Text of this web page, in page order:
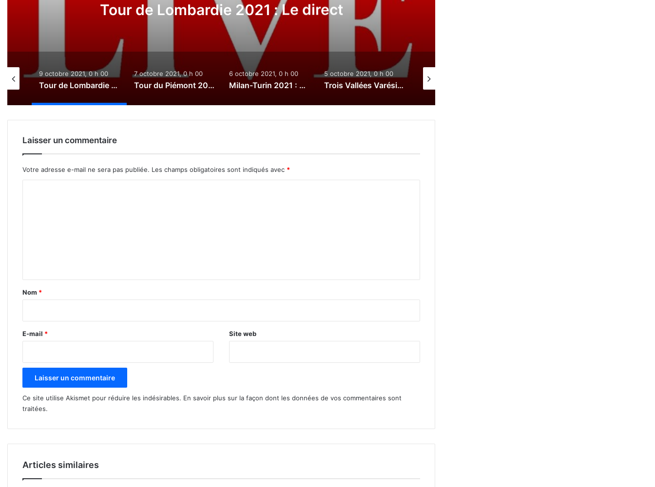
Tour de Lombardie 2021 : Le direct
9 octobre 2021, 0 h 00
Tour de Lombardie 2021 : Le direct
7 octobre 2021, 0 h 00
Tour du Piémont 2021 : Le direct
6 octobre 2021, 0 h 00
Milan-Turin 2021 : Le direct
5 octobre 2021, 0 h 00
Trois Vallées Varésines 2021 : Le direct
Laisser un commentaire
Votre adresse e-mail ne sera pas publiée. Les champs obligatoires sont indiqués avec *
a
e
Nom *
E-mail * Site web
Ce site utilise Akismet pour réduire les indésirables. En savoir plus sur la façon dont les données de vos commentaires sont
traitées.
Articles similaires